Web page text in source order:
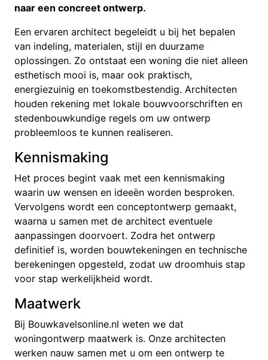
naar een concreet ontwerp.
Een ervaren architect begeleidt u bij het bepalen
van indeling, materialen, stijl en duurzame
oplossingen. Zo ontstaat een woning die niet alleen
esthetisch mooi is, maar ook praktisch,
energiezuinig en toekomstbestendig. Architecten
houden rekening met lokale bouwvoorschriften en
stedenbouwkundige regels om uw ontwerp
probleemloos te kunnen realiseren.
Kennismaking
Het proces begint vaak met een kennismaking
waarin uw wensen en ideeën worden besproken.
Vervolgens wordt een conceptontwerp gemaakt,
waarna u samen met de architect eventuele
aanpassingen doorvoert. Zodra het ontwerp
definitief is, worden bouwtekeningen en technische
berekeningen opgesteld, zodat uw droomhuis stap
voor stap werkelijkheid wordt.
Maatwerk
Bij Bouwkavelsonline.nl weten we dat
woningontwerp maatwerk is. Onze architecten
werken nauw samen met u om een ontwerp te